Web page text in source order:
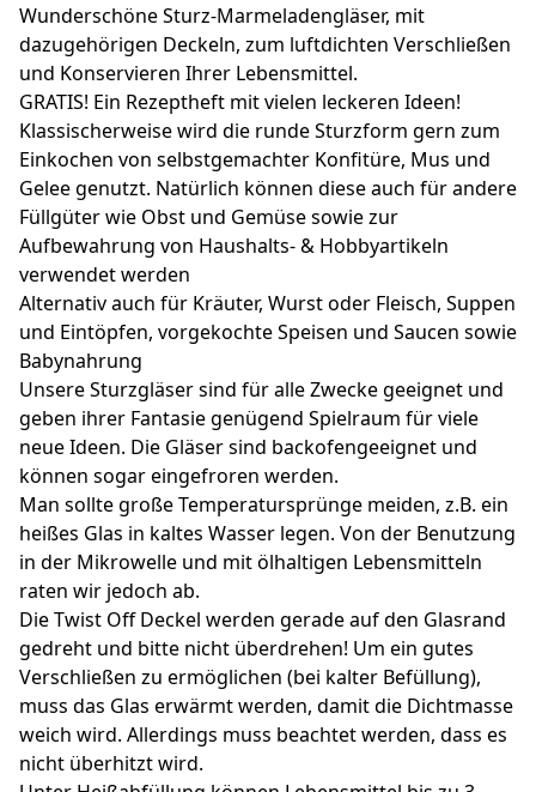
Wunderschöne Sturz-Marmeladengläser, mit
dazugehörigen Deckeln, zum luftdichten Verschließen
und Konservieren Ihrer Lebensmittel.
GRATIS! Ein Rezeptheft mit vielen leckeren Ideen!
Klassischerweise wird die runde Sturzform gern zum
Einkochen von selbstgemachter Konfitüre, Mus und
Gelee genutzt. Natürlich können diese auch für andere
Füllgüter wie Obst und Gemüse sowie zur
Aufbewahrung von Haushalts- & Hobbyartikeln
verwendet werden
Alternativ auch für Kräuter, Wurst oder Fleisch, Suppen
und Eintöpfen, vorgekochte Speisen und Saucen sowie
Babynahrung
Unsere Sturzgläser sind für alle Zwecke geeignet und
geben ihrer Fantasie genügend Spielraum für viele
neue Ideen. Die Gläser sind backofengeeignet und
können sogar eingefroren werden.
Man sollte große Temperatursprünge meiden, z.B. ein
heißes Glas in kaltes Wasser legen. Von der Benutzung
in der Mikrowelle und mit ölhaltigen Lebensmitteln
raten wir jedoch ab.
Die Twist Off Deckel werden gerade auf den Glasrand
gedreht und bitte nicht überdrehen! Um ein gutes
Verschließen zu ermöglichen (bei kalter Befüllung),
muss das Glas erwärmt werden, damit die Dichtmasse
weich wird. Allerdings muss beachtet werden, dass es
nicht überhitzt wird.